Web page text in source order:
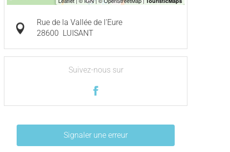
Rue de la Vallée de l'Eure
28600 LUISANT
Suivez-nous sur
Signaler une erreur